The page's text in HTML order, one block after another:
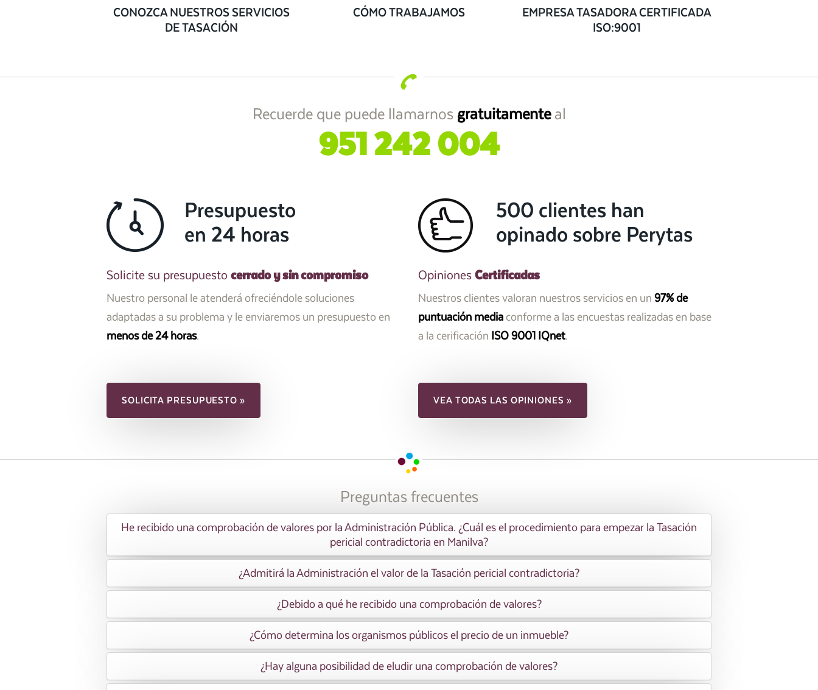
CONOZCA NUESTROS SERVICIOS
DE TASACIÓN
CÓMO TRABAJAMOS
EMPRESA TASADORA CERTIFICADA
ISO:9001
Recuerde que puede llamarnos gratuitamenteal
951 242 004
Presupuesto
en 24 horas
Solicite su presupuesto cerrado y sin compromiso
Nuestro personal le atenderá ofreciéndole soluciones
adaptadas a su problema y le enviaremos un presupuesto en
menos de 24 horas.
SOLICITA PRESUPUESTO »
500 clientes han
opinado sobre Perytas
Opiniones Certificadas
Nuestros clientes valoran nuestros servicios en un 97% de
puntuación mediaconforme a las encuestas realizadas en base
a la cerificación ISO 9001 IQnet.
VEA TODAS LAS OPINIONES »
Preguntas frecuentes
He recibido una comprobación de valores por la Administración Pública. ¿Cuál es el procedimiento para empezar la Tasación
pericial contradictoria en Manilva?
¿Admitirá la Administración el valor de la Tasación pericial contradictoria?
¿Debido a qué he recibido una comprobación de valores?
¿Cómo determina los organismos públicos el precio de un inmueble?
¿Hay alguna posibilidad de eludir una comprobación de valores?